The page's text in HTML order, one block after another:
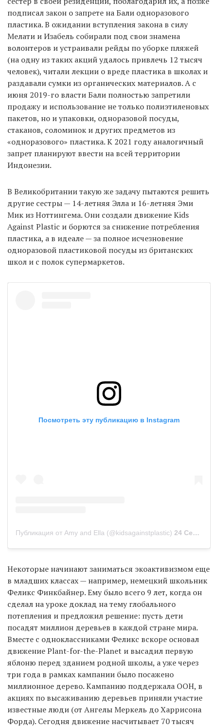
подписал закон о запрете на Бали одноразового
пластика. В ожидании вступления закона в силу
Мелати и Изабель собирали под свои знамена
волонтеров и устраивали рейды по уборке пляжей
(на одну из таких акций удалось привлечь 12 тысяч
человек), читали лекции о вреде пластика в школах и
раздавали сумки из органических материалов. А с
июня 2019-го власти Бали полностью запретили
продажу и использование не только полиэтиленовых
пакетов, но и упаковки, одноразовой посуды,
стаканов, соломинок и других предметов из
«одноразового» пластика. К 2021 году аналогичный
запрет планируют ввести на всей территории
Индонезии.
В Великобритании такую же задачу пытаются решить
другие сестры — 14-летняя Элла и 16-летняя Эми
Мик из Ноттингема. Они создали движение Kids
Against Plastic и борются за снижение потребления
пластика, а в идеале — за полное исчезновение
одноразовой пластиковой посуды из британских
школ и с полок супермаркетов.
Посмотреть эту публикацию в Instagram
Публикация от Amy and Ella (@kidsagainstplastic) 24 Сен 2017 в 1:29 PDT
Некоторые начинают заниматься экоактивизмом еще
в младших классах — например, немецкий школьник
Феликс Финкбайнер. Ему было всего 9 лет, когда он
сделал на уроке доклад на тему глобального
потепления и предложил решение: пусть дети
посадят миллион деревьев в каждой стране мира.
Вместе с одноклассниками Феликс вскоре основал
движение Plant-for-the-Planet и высадил первую
яблоню перед зданием родной школы, а уже через
три года в рамках кампании было посажено
миллионное дерево. Кампанию поддержала ООН, в
акциях по высаживанию деревьев приняли участие
известные люди (от Ангелы Меркель до Харрисона
Форда). Сегодня движение насчитывает 70 тысяч